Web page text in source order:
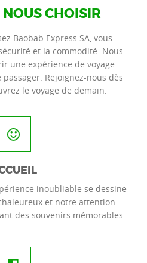
NOUS CHOISIR
Baobab Express SA, vous
et la commodité. Nous
une expérience de voyage
Rejoignez-nous dès
le voyage de demain.
inoubliable se dessine
et notre attention
des souvenirs mémorables.